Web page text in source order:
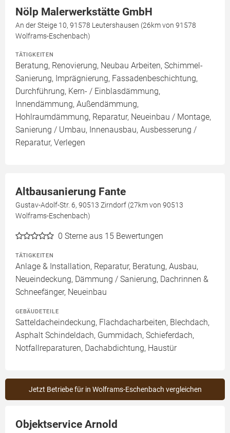
Nölp Malerwerkstätte GmbH
An der Steige 10, 91578 Leutershausen (26km von 91578
Wolframs-Eschenbach)
TÄTIGKEITEN
Beratung, Renovierung, Neubau Arbeiten, Schimmel-
Sanierung, Imprägnierung, Fassadenbeschichtung,
Durchführung, Kern- / Einblasdämmung,
Innendämmung, Außendämmung,
Hohlraumdämmung, Reparatur, Neueinbau / Montage,
Sanierung / Umbau, Innenausbau, Ausbesserung /
Reparatur, Verlegen
Altbausanierung Fante
Gustav-Adolf-Str. 6, 90513 Zirndorf (27km von 90513
Wolframs-Eschenbach)
0 Sterne aus 15 Bewertungen
TÄTIGKEITEN
Anlage & Installation, Reparatur, Beratung, Ausbau,
Neueindeckung, Dämmung / Sanierung, Dachrinnen &
Schneefänger, Neueinbau
GEBÄUDETEILE
Satteldacheindeckung, Flachdacharbeiten, Blechdach,
Asphalt Schindeldach, Gummidach, Schieferdach,
Notfallreparaturen, Dachabdichtung, Haustür
Jetzt Betriebe für in Wolframs-Eschenbach vergleichen
Objektservice Arnold